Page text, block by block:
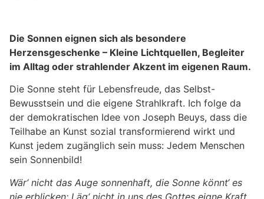
Die Sonnen eignen sich als besondere
Herzensgeschenke – Kleine Lichtquellen, Begleiter
im Alltag oder strahlender Akzent im eigenen Raum.
Die Sonne steht für Lebensfreude, das Selbst-
Bewusstsein und die eigene Strahlkraft. Ich folge da
der demokratischen Idee von Joseph Beuys, dass die
Teilhabe an Kunst sozial transformierend wirkt und
Kunst jedem zugänglich sein muss: Jedem Menschen
sein Sonnenbild!
Wär‘ nicht das Auge sonnenhaft, die Sonne könnt‘ es
nie erblicken; Läg‘ nicht in uns des Gottes eigne Kraft,